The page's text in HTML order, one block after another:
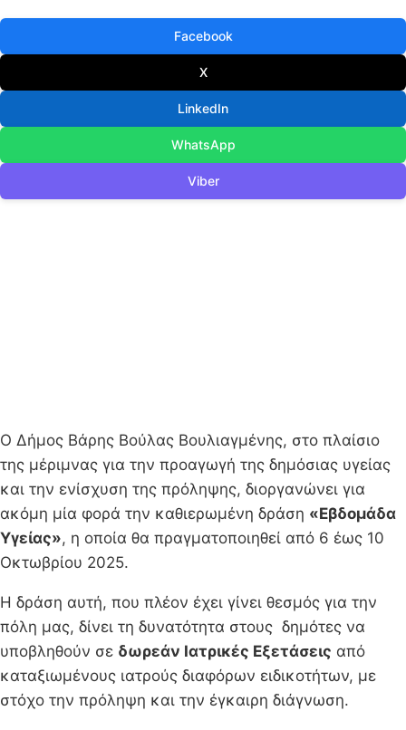
Facebook
X
LinkedIn
WhatsApp
Viber
Ο Δήμος Βάρης Βούλας Βουλιαγμένης, στο πλαίσιο
της μέριμνας για την προαγωγή της δημόσιας υγείας
και την ενίσχυση της πρόληψης, διοργανώνει για
ακόμη μία φορά την καθιερωμένη δράση «Εβδομάδα
Υγείας», η οποία θα πραγματοποιηθεί από 6 έως 10
Οκτωβρίου 2025.
Η δράση αυτή, που πλέον έχει γίνει θεσμός για την
πόλη μας, δίνει τη δυνατότητα στους δημότες να
υποβληθούν σε δωρεάν Ιατρικές Εξετάσεις από
καταξιωμένους ιατρούς διαφόρων ειδικοτήτων, με
στόχο την πρόληψη και την έγκαιρη διάγνωση.